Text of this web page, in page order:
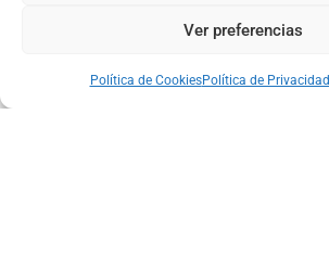
Ver preferencias
Política de CookiesPolítica de Privacidad